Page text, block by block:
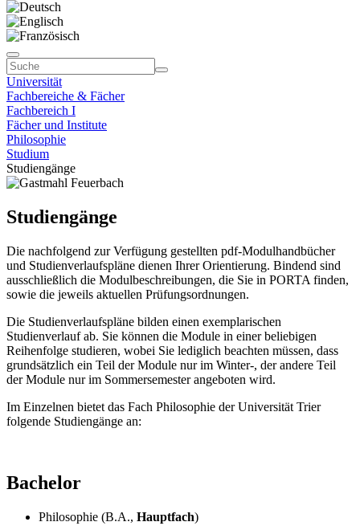
Universität
Fachbereiche & Fächer
Fachbereich I
Fächer und Institute
Philosophie
Studium
Studiengänge
Studiengänge
Die nachfolgend zur Verfügung gestellten pdf-Modulhandbücher
und Studienverlaufspläne dienen Ihrer Orientierung. Bindend sind
ausschließlich die Modulbeschreibungen, die Sie in PORTA finden,
sowie die jeweils aktuellen Prüfungsordnungen.
Die Studienverlaufspläne bilden einen exemplarischen
Studienverlauf ab. Sie können die Module in einer beliebigen
Reihenfolge studieren, wobei Sie lediglich beachten müssen, dass
grundsätzlich ein Teil der Module nur im Winter-, der andere Teil
der Module nur im Sommersemester angeboten wird.
Im Einzelnen bietet das Fach Philosophie der Universität Trier
folgende Studiengänge an:
Bachelor
Philosophie (B.A., Hauptfach)